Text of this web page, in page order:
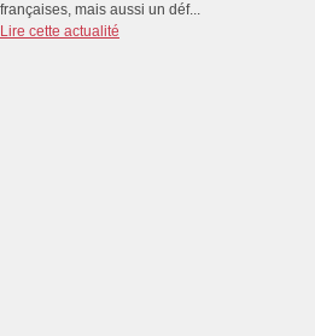
françaises, mais aussi un déf...
Lire cette actualité